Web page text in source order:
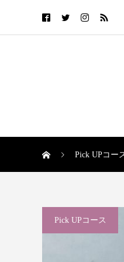
Pick UPコー
Pick UPコース